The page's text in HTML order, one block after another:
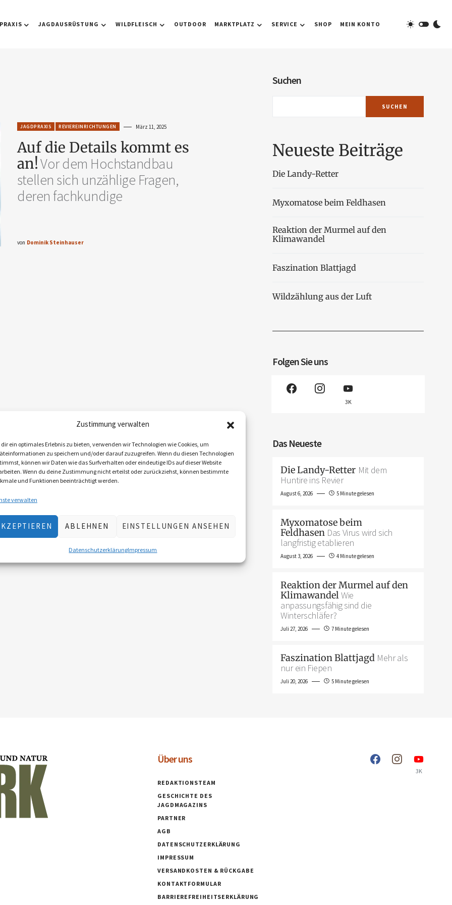
Zustimmung verwalten
ein optimales Erlebnis zu bieten, verwenden wir Technologien wie Cookies, um
zu speichern und/oder darauf zuzugreifen. Wenn du diesen Technologien
können wir Daten wie das Surfverhalten oder eindeutige IDs auf dieser Website
Wenn du deine Zustimmung nicht erteilst oder zurückziehst, können bestimmte
und Funktionen beeinträchtigt werden.
verwalten
ABLEHNEN EINSTELLUNGEN ANSEHEN
DatenschutzerklärungImpressum
JAGDAUSRÜSTUNG WILDFLEISCH OUTDOOR MARKTPLATZ SERVICE SHOP MEIN KONTO
JAGDPRAXIS REVIEREINRICHTUNGEN März 11, 2025
Auf die Details kommt es
an!Vor dem Hochstandbau
stellen sich unzählige Fragen,
deren fachkundige
von Dominik Steinhauser
Suchen
SUCHEN
Neueste Beiträge
Die Landy-Retter
Myxomatose beim Feldhasen
Reaktion der Murmel auf den
Klimawandel
Faszination Blattjagd
Wildzählung aus der Luft
Folgen Sie uns
3K
Das Neueste
Die Landy-Retter Mit dem
Huntire ins Revier
August 6, 2026 5 Minute gelesen
Myxomatose beim
Feldhasen Das Virus wird sich
langfristig etablieren
August 3, 2026 4 Minute gelesen
Reaktion der Murmel auf den
KlimawandelWie
anpassungsfähig sind die
Winterschläfer?
Juli 27, 2026 7 Minute gelesen
Faszination Blattjagd Mehr als
nur ein Fiepen
Juli 20, 2026 5 Minute gelesen
Über uns
REDAKTIONSTEAM
GESCHICHTE DES
JAGDMAGAZINS
PARTNER
AGB
DATENSCHUTZERKLÄRUNG
IMPRESSUM
VERSANDKOSTEN & RÜCKGABE
KONTAKTFORMULAR
BARRIEREFREIHEITSERKLÄRUNG
3K